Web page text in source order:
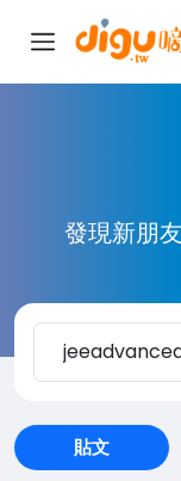
發現新朋
貼文